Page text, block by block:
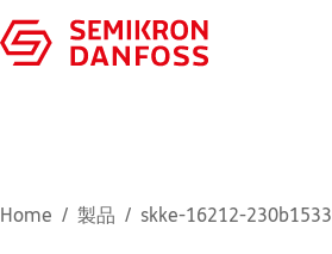
Home 製品 skke-16212-230b1533